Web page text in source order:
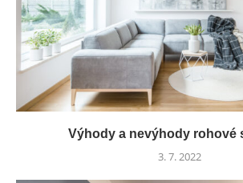
Výhody a nevýhody rohové
3. 7. 2022